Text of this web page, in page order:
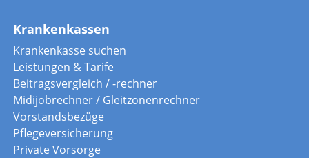
Krankenkassen
Krankenkasse suchen
Leistungen & Tarife
Beitragsvergleich / -rechner
Midijobrechner / Gleitzonenrechner
Vorstandsbezüge
Pflegeversicherung
Private Vorsorge